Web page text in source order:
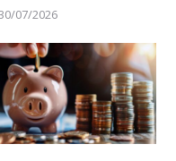
Posted
07/2026